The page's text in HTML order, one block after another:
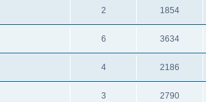
2 1854
6 3634
4 2186
3 2790